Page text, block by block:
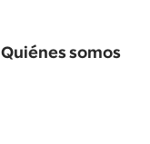
Quiénes somos